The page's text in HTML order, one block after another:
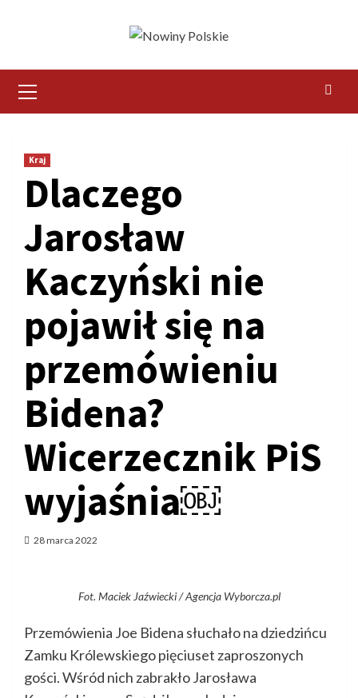
Menu
Kraj
Dlaczego
Jarosław
Kaczyński nie
pojawił się na
przemówieniu
Bidena?
Wicerzecznik PiS
wyjaśnia￼
28 marca 2022
Fot. Maciek Jaźwiecki / Agencja Wyborcza.pl
Przemówienia Joe Bidena słuchało na dziedzińcu
Zamku Królewskiego pięciuset zaproszonych
gości. Wśród nich zabrakło Jarosława